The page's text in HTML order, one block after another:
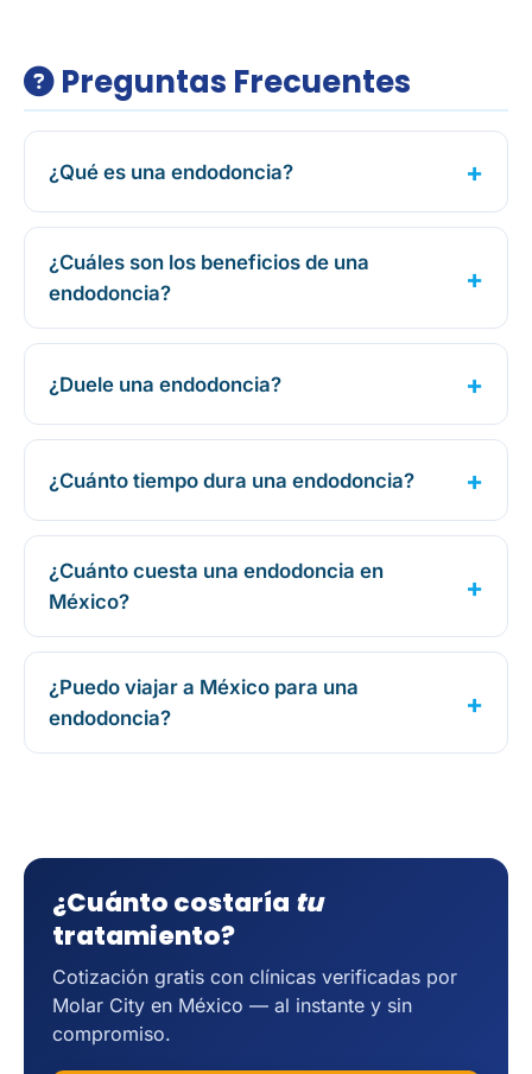
Preguntas Frecuentes
¿Qué es una endodoncia?
¿Cuáles son los beneficios de una
endodoncia?
¿Duele una endodoncia?
¿Cuánto tiempo dura una endodoncia?
¿Cuánto cuesta una endodoncia en
México?
¿Puedo viajar a México para una
endodoncia?
¿Cuánto costaría tu
tratamiento?
Cotización gratis con clínicas verificadas por
Molar City en México — al instante y sin
compromiso.